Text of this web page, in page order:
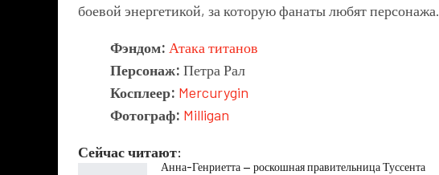
боевой энергетикой, за которую фанаты любят персонажа.
Фэндом: Атака титанов
Персонаж: Петра Рал
Косплеер: Mercurygin
Фотограф: Milligan
Сейчас читают:
Анна-Генриетта — роскошная правительница Туссента